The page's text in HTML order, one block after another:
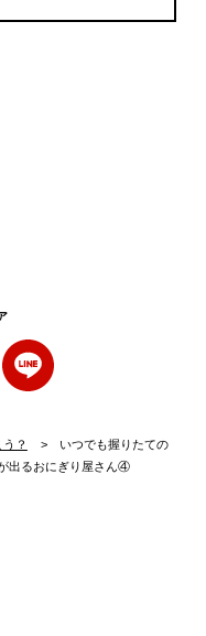
？
いつでも握りたての
出るおにぎり屋さん④